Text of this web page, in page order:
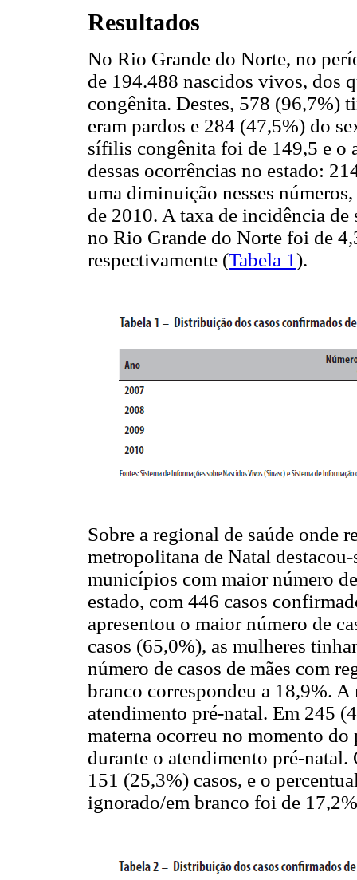
Resultados
No Rio Grande do Norte, no
de 194.488 nascidos vivos, dos
congênita. Destes, 578 (96,7%)
eram pardos e 284 (47,5%) do
sífilis congênita foi de 149,5 e o
dessas ocorrências no estado:
uma diminuição nesses
de 2010. A taxa de incidência
no Rio Grande do Norte foi de
respectivamente (Tabela 1).
Sobre a regional de saúde onde
metropolitana de Natal
municípios com maior número
estado, com 446 casos
apresentou o maior número de
casos (65,0%), as mulheres
número de casos de mães com
branco correspondeu a 18,9%.
atendimento pré-natal. Em 245
materna ocorreu no momento
durante o atendimento pré-natal.
151 (25,3%) casos, e o
ignorado/em branco foi de